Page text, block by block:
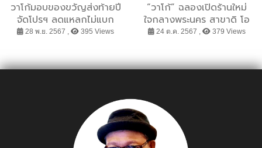
วาโก้มอบของขวัญส่งท้ายปี
จัดโปรฯ ลดแหลกไม่แบก
กลับ สูงสุด 70% หรือบรา
& FEST เริ่ม 29 พ.ย.- 1
28 พ.ย. 2567 , 395 Views
“วาโก้” ฉลองเปิดร้านใหม่
ใจกลางพระนคร สาขาดิ โอ
ลด์ สยาม พลาซ่า พร้อมจัด
400.- เฉพาะวันที่ 26 ต.ค. –
24 ต.ค. 2567 , 379 Views